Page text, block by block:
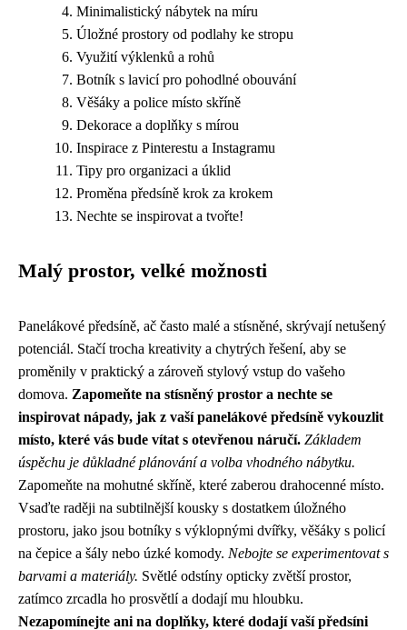
Minimalistický nábytek na míru
Úložné prostory od podlahy ke stropu
Využití výklenků a rohů
Botník s lavicí pro pohodlné obouvání
Věšáky a police místo skříně
Dekorace a doplňky s mírou
Inspirace z Pinterestu a Instagramu
Tipy pro organizaci a úklid
Proměna předsíně krok za krokem
Nechte se inspirovat a tvořte!
Malý prostor, velké možnosti
Panelákové předsíně, ač často malé a stísněné, skrývají netušený
potenciál. Stačí trocha kreativity a chytrých řešení, aby se
proměnily v praktický a zároveň stylový vstup do vašeho
domova. Zapomeňte na stísněný prostor a nechte se
inspirovat nápady, jak z vaší panelákové předsíně vykouzlit
místo, které vás bude vítat s otevřenou náručí. Základem
úspěchu je důkladné plánování a volba vhodného nábytku.
Zapomeňte na mohutné skříně, které zaberou drahocenné místo.
Vsaďte raději na subtilnější kousky s dostatkem úložného
prostoru, jako jsou botníky s výklopnými dvířky, věšáky s policí
na čepice a šály nebo úzké komody. Nebojte se experimentovat s
barvami a materiály. Světlé odstíny opticky zvětší prostor,
zatímco zrcadla ho prosvětlí a dodají mu hloubku.
Nezapomínejte ani na doplňky, které dodají vaší předsíni